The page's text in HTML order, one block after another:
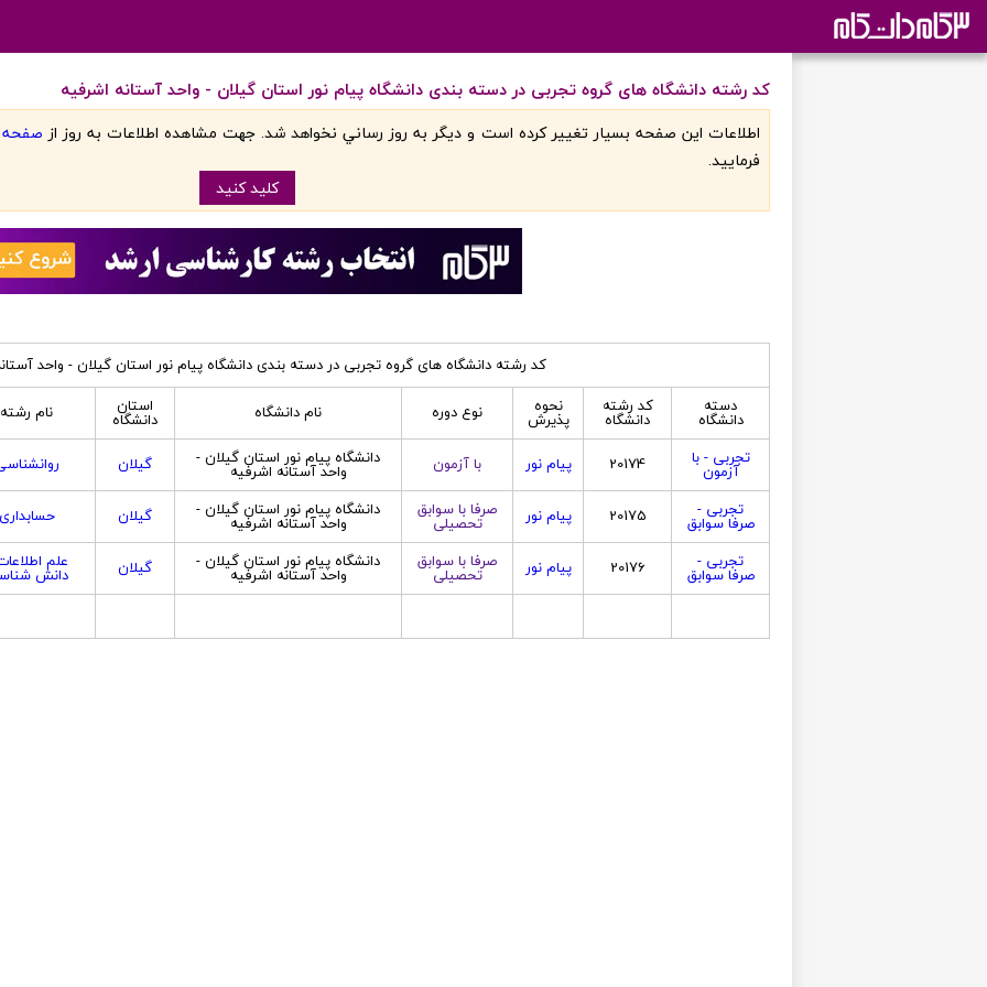
کد رشته دانشگاه های گروه تجربی در دسته بندی دانشگاه پیام نور استان گیلان - واحد آستانه اشرفیه
اطلاعات اين صفحه بسيار تغيير کرده است و ديگر به روز رساني نخواهد شد. جهت مشاهده اطلاعات به روز از صفحه
فرماييد.
کليد کنيد
کد رشته دانشگاه های گروه تجربی در دسته بندی دانشگاه پیام نور استان گیلان - واحد
دسته
دانشگاه
کد رشته
دانشگاه
نحوه
پذیرش نوع دوره نام دانشگاه استان
دانشگاه نام رشته
تجربی - با
آزمون 20174 پیام نور با آزمون دانشگاه پیام نور استان گیلان -
واحد آستانه اشرفیه گیلان
تجربی -
صرفا سوابق 20175 پیام نور صرفا با سوابق
تحصیلی
دانشگاه پیام نور استان گیلان -
واحد آستانه اشرفیه گیلان حسابداری
تجربی -
صرفا سوابق 20176 پیام نور صرفا با سوابق
تحصیلی
دانشگاه پیام نور استان گیلان -
واحد آستانه اشرفیه گیلان علم
دانش